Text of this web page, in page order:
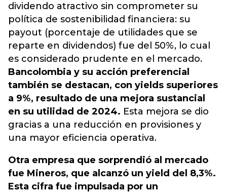
dividendo atractivo sin comprometer su
política de sostenibilidad financiera: su
payout (porcentaje de utilidades que se
reparte en dividendos) fue del 50%, lo cual
es considerado prudente en el mercado.
Bancolombia y su acción preferencial
también se destacan, con yields superiores
a 9%, resultado de una mejora sustancial
en su utilidad de 2024. Esta mejora se dio
gracias a una reducción en provisiones y
una mayor eficiencia operativa.
Otra empresa que sorprendió al mercado
fue Mineros, que alcanzó un yield del 8,3%.
Esta cifra fue impulsada por un